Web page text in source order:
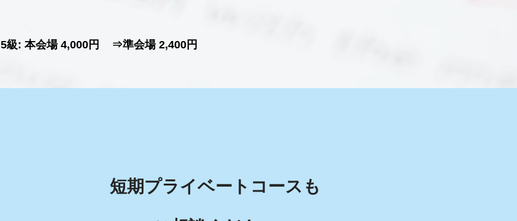
5級: 本会場 4,000円 ⇒準会場 2,400円
短期プライベートコースも